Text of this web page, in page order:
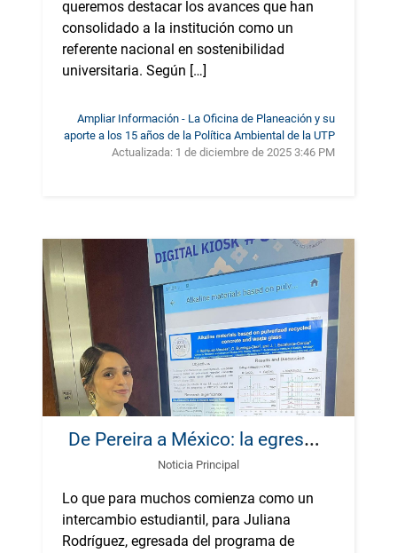
queremos destacar los avances que han
consolidado a la institución como un
referente nacional en sostenibilidad
universitaria. Según […]
Ampliar Información - La Oficina de Planeación y su
aporte a los 15 años de la Política Ambiental de la UTP
Actualizada: 1 de diciembre de 2025 3:46 PM
D
e Pereira a México: la egresada UTP que aprovechó una convocatoria para innovar en materiales sostenibles
Noticia Principal
Lo que para muchos comienza como un
intercambio estudiantil, para Juliana
Rodríguez, egresada del programa de